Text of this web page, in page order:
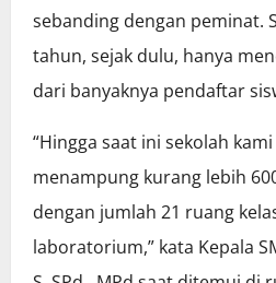
sebanding dengan peminat.
tahun, sejak dulu, hanya
dari banyaknya pendaftar
“Hingga saat ini sekolah
menampung kurang lebih
dengan jumlah 21 ruang
laboratorium,” kata Kepala